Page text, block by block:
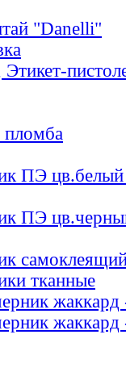
"Danelli"
пломба
ПЭ цв.белый
ПЭ
тканные